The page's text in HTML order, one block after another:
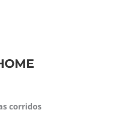
corridos